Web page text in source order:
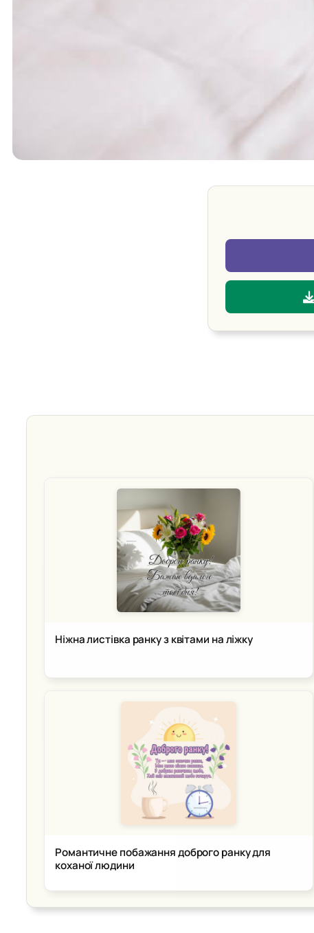
Ніжна листівка ранку з квітами на ліжку
Романтичне побажання доброго ранку для
коханої людини